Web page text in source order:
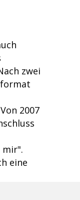
zwei
2007
mir".
eine